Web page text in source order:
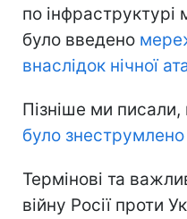
по інфраструктурі
було введено
внаслідок нічної
Пізніше ми
було знеструмлено
Термінові та
війну Росії проти